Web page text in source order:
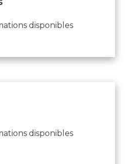
disponibles
disponibles